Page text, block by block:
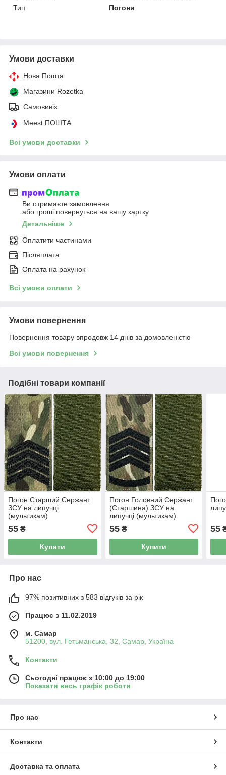
Тип
Погони
Умови доставки
Нова Пошта
Магазини Rozetka
Самовивіз
Meest ПОШТА
Всі умови доставки
Умови оплати
Ви отримаєте замовлення
або гроші повернуться на вашу картку
Детальніше
Оплатити частинами
Післяплата
Оплата на рахунок
Всі умови оплати
Умови повернення
Повернення товару впродовж 14 днів за домовленістю
Всі умови повернення
Подібні товари компанії
Погон Старший Сержант
ЗСУ на липучці
(мультикам)
55 ₴
Купити
Погон Головний Сержант
(Старшина) ЗСУ на
липучці (мультикам)
55₴
Купити
55
Про нас
97% позитивних з 583 відгуків за рік
Працює з 11.02.2019
м. Самар
51200, вул. Гетьманська, 32, Самар, Україна
Контакти
Сьогодні працює з 10:00 до 19:00
Показати весь графік роботи
Про нас
Контакти
Доставка та оплата